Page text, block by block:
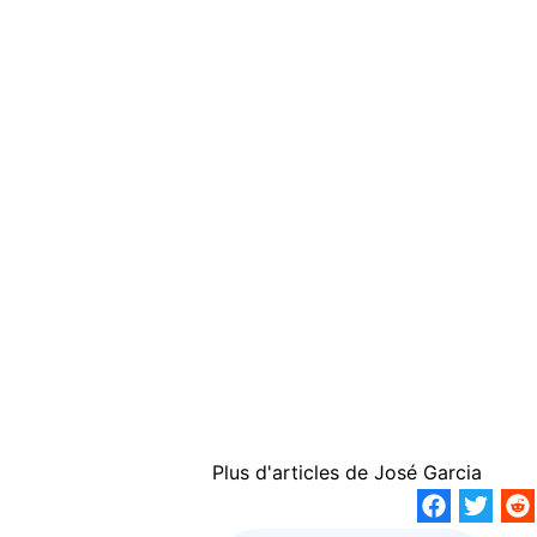
Plus d'articles de José Garcia